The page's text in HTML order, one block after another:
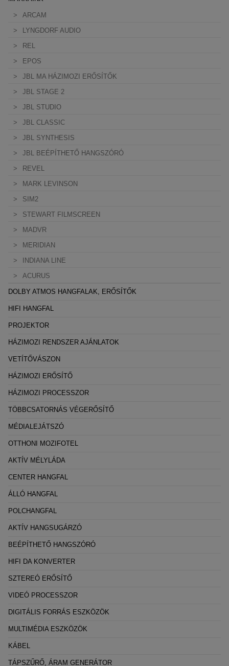
ARCAM
LYNGDORF AUDIO
REL
EPOS
JBL MA HÁZIMOZI ERŐSÍTŐK
JBL STAGE 2
JBL STUDIO
JBL CLASSIC
JBL SYNTHESIS
JBL BEÉPÍTHETŐ HANGSZÓRÓ
REVEL
MARK LEVINSON
SIM2
STEWART FILMSCREEN
MADVR
MERIDIAN
INDIANA LINE
ACURUS
DOLBY ATMOS HANGFALAK, ERŐSÍTŐK
HIFI HANGFAL
PROJEKTOR
HÁZIMOZI RENDSZER AJÁNLATOK
VETÍTŐVÁSZON
HÁZIMOZI ERŐSÍTŐ
HÁZIMOZI PROCESSZOR
TÖBBCSATORNÁS VÉGERŐSÍTŐ
MÉDIALEJÁTSZÓ
OTTHONI MOZIFOTEL
AKTÍV MÉLYLÁDA
CENTER HANGFAL
ÁLLÓ HANGFAL
POLCHANGFAL
AKTÍV HANGSUGÁRZÓ
BEÉPÍTHETŐ HANGSZÓRÓ
HIFI DA KONVERTER
SZTEREÓ ERŐSÍTŐ
VIDEÓ PROCESSZOR
DIGITÁLIS FORRÁS ESZKÖZÖK
MULTIMÉDIA ESZKÖZÖK
KÁBEL
TÁPSZŰRŐ, ÁRAM GENERÁTOR